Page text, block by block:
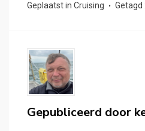
Geplaatst in Cruising Getagd
Gepubliceerd door